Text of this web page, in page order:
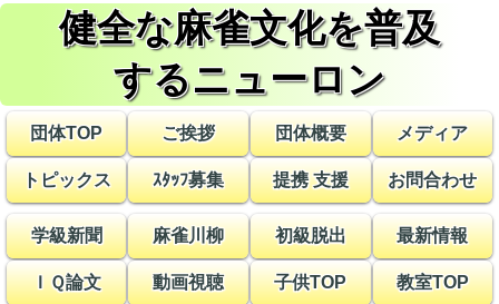
健全な麻雀文化を普及
するニューロン
団体TOP ご挨拶 団体概要 メディア
トピックス ｽﾀｯﾌ募集 提携 支援 お問合わせ
学級新聞 麻雀川柳 初級脱出 最新情報
ＩＱ論文 動画視聴 子供TOP 教室TOP